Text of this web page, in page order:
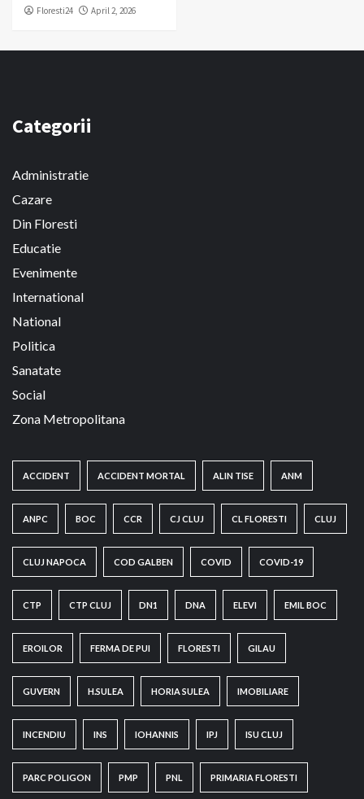
Floresti24 April 2, 2026
Categorii
Administratie
Cazare
Din Floresti
Educatie
Evenimente
International
National
Politica
Sanatate
Social
Zona Metropolitana
ACCIDENT ACCIDENT MORTAL ALIN TISE ANM
ANPC BOC CCR CJ CLUJ CL FLORESTI CLUJ
CLUJ NAPOCA COD GALBEN COVID COVID-19
CTP CTP CLUJ DN1 DNA ELEVI EMIL BOC
EROILOR FERMA DE PUI FLORESTI GILAU
GUVERN H.SULEA HORIA SULEA IMOBILIARE
INCENDIU INS IOHANNIS IPJ ISU CLUJ
PARC POLIGON PMP PNL PRIMARIA FLORESTI